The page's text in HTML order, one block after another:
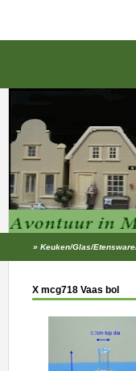
» Keuken/Glas/
X mcg718 Vaas bol